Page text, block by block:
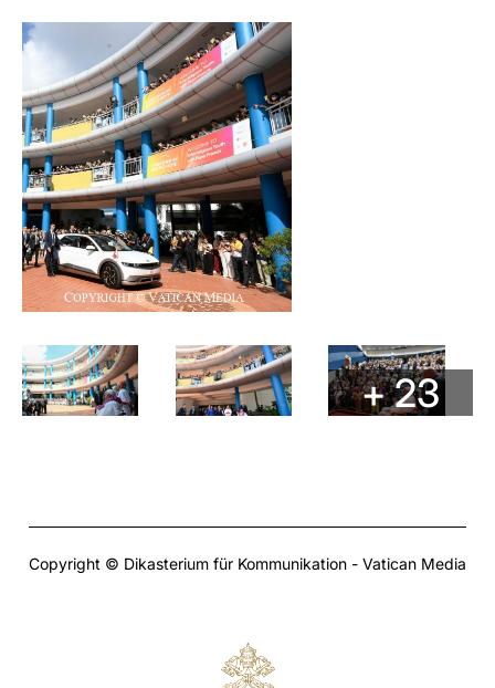
+ 23
Copyright © Dikasterium für Kommunikation - Vatican Media